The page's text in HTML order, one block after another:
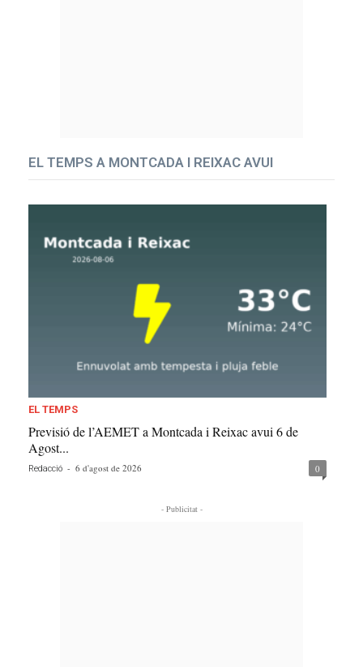
EL TEMPS A MONTCADA I REIXAC AVUI
EL TEMPS
Previsió de l’AEMET a Montcada i Reixac avui 6 de
Agost...
Redacció - 6 d'agost de 2026 0
- Publicitat -